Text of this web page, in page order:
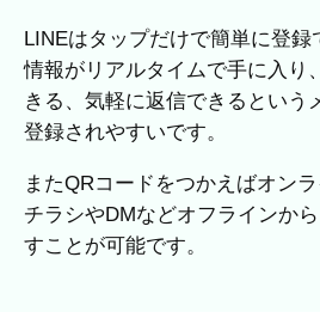
LINEはタップだけで簡単に登
情報がリアルタイムで手に入り
きる、気軽に返信できるという
登録されやすいです。
またQRコードをつかえばオン
チラシやDMなどオフラインか
すことが可能です。